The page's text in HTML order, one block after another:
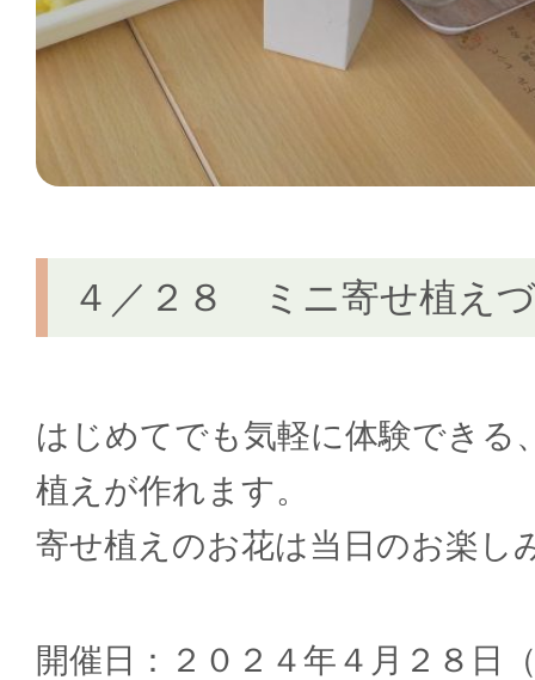
４／２８ ミニ寄せ植え
はじめてでも気軽に体験できる
植えが作れます。
寄せ植えのお花は当日のお楽し
開催日：２０２４年４月２８日